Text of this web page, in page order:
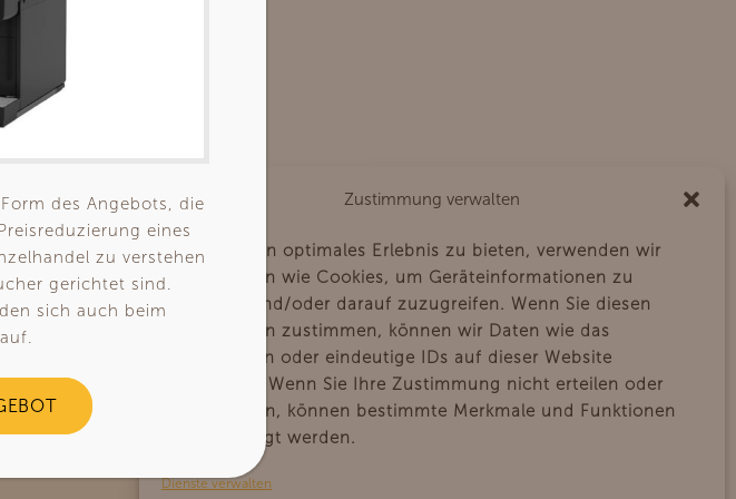
Zustimmung verwalten
Um Ihnen ein optimales Erlebnis zu bieten, verwenden wir
Technologien wie Cookies, um Geräteinformationen zu
speichern und/oder darauf zuzugreifen. Wenn Sie diesen
Technologien zustimmen, können wir Daten wie das
Surfverhalten oder eindeutige IDs auf dieser Website
verarbeiten. Wenn Sie Ihre Zustimmung nicht erteilen oder
zurückziehen, können bestimmte Merkmale und Funktionen
beeinträchtigt werden.
Dienste verwalten
Maschinen
Wasser und Getränkesysteme
des Angebots, die
eines
zu verstehen
gerichtet sind.
sich auch beim